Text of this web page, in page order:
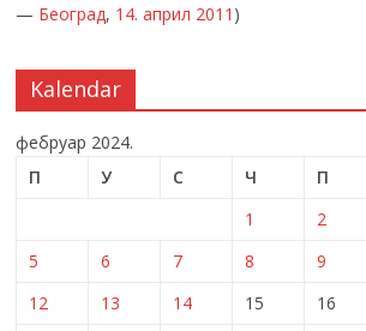
— Београд, 14. април 2011 )
Kalendar
фебруар 2024.
П
У С Ч П
1
2
5
6 7 8 9
12
13 14 15 16